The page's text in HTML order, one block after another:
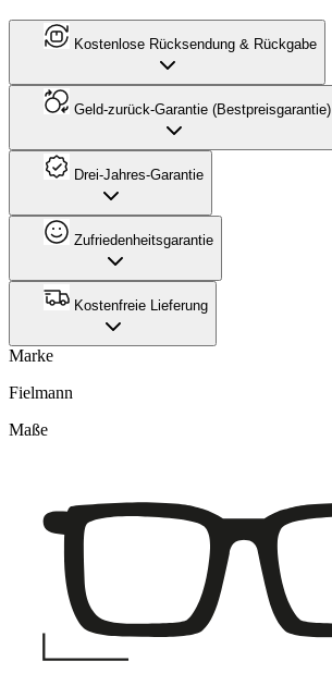
Kostenlose Rücksendung & Rückgabe
Geld-zurück-Garantie (Bestpreisgarantie)
Drei-Jahres-Garantie
Zufriedenheitsgarantie
Kostenfreie Lieferung
Marke
Fielmann
Maße